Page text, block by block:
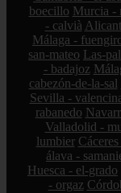
boecillo Murcia -
- calvià
Málaga -
san-mateo Las-
- badajoz
cabezón-de-la-sal
Sevilla -
rabanedo
Valladolid -
lumbier
álava -
Huesca - el-grado
- orgaz